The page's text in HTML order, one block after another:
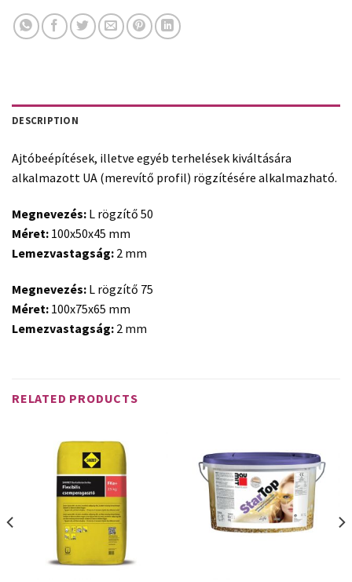
DESCRIPTION
Ajtóbeépítések, illetve egyéb terhelések kiváltására
alkalmazott UA (merevítő profil) rögzítésére alkalmazható.
Megnevezés: L rögzítő 50
Méret: 100x50x45 mm
Lemezvastagság: 2 mm
Megnevezés: L rögzítő 75
Méret: 100x75x65 mm
Lemezvastagság: 2 mm
RELATED PRODUCTS